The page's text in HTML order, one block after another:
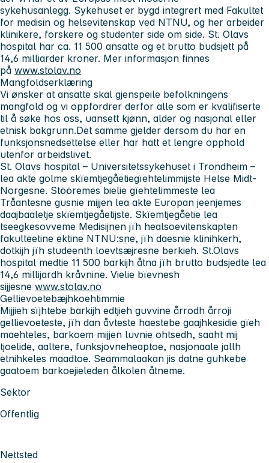
sykehusanlegg. Sykehuset er bygd integrert med Fakultet
for medisin og helsevitenskap ved NTNU, og her arbeider
klinikere, forskere og studenter side om side. St. Olavs
hospital har ca. 11 500 ansatte og et brutto budsjett på
14,6 milliarder kroner. Mer informasjon finnes
på www.stolav.no
Mangfoldserklæring
Vi ønsker at ansatte skal gjenspeile befolkningens
mangfold og vi oppfordrer derfor alle som er kvalifiserte
til å søke hos oss, uansett kjønn, alder og nasjonal eller
etnisk bakgrunn.Det samme gjelder dersom du har en
funksjonsnedsettelse eller har hatt et lengre opphold
utenfor arbeidslivet.
St. Olavs hospital – Universitetssykehuset i Trondheim –
lea akte golme skïemtjegåetiegïehtelimmijste Helse Midt-
Norgesne. Stööremes bielie gïehtelimmeste lea
Tråantesne gusnie mijjen lea akte Europan jeenjemes
daajbaaletje skïemtjegåetijste. Skïemtjegåetie lea
tseegkesovveme Medisijnen jïh healsoevitenskapten
fakulteetine ektine NTNU:sne, jïh daesnie klinihkerh,
dotkijh jïh studeenth loevtsæjresne berkieh. St.Olavs
hospital medtie 11 500 barkijh åtna jïh brutto budsjedte lea
14,6 millijardh kråvnine. Vielie bïevnesh
sijjesne www.stolav.no
Gellievoetebæjhkoehtimmie
Mijjieh sïjhtebe barkijh edtjieh guvvine årrodh årroji
gellievoeteste, jïh dan åvteste haestebe gaajhkesidie gïeh
maehteles, barkoem mijjen luvnie ohtsedh, saaht mij
tjoelide, aaltere, funksjovneheaptoe, nasjonaale jallh
etnihkeles maadtoe. Seammalaakan jis datne guhkebe
gaatoem barkoejieleden ålkolen åtneme.
Sektor
Offentlig
Nettsted